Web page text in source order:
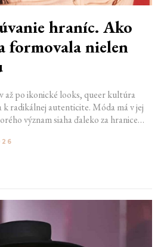
hraníc. Ako
formovala nielen
až po ikonické looks, queer kultúra
k radikálnej autenticite. Móda má v jej
význam siaha ďaleko za hranice
fungovalo práve oblečenie ako tichý
ballroom scéne mali aj ľudia na
na mólach. Ako sa queer